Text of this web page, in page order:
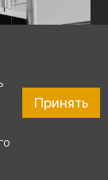
Принять